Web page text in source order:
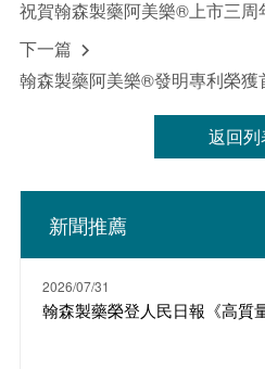
下一篇 
翰森製藥阿美樂®發明專利榮獲
返回列
新聞推薦
2026/07/31
翰森製藥榮登人民日報《高質